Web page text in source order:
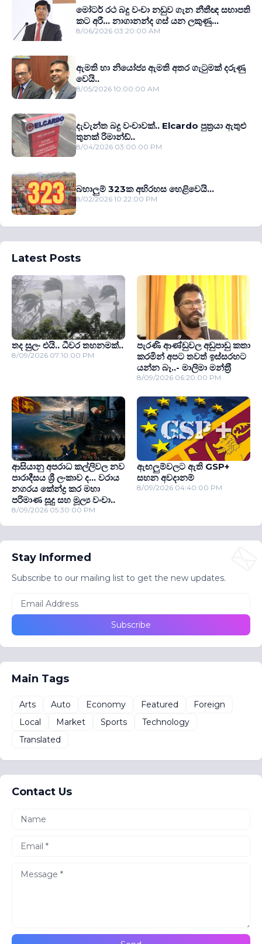
මෝටර් රථ බදු වංචා නඩුව ගැන නීතීඥ සභාපති
කට අරී... නාගානන්ද ගස් යන ලකුණු...
8/06/2026 03:20:00 AM
ඇමති හා නියෝජ්‍ය ඇමති අතර ගැටුමක් දරුණු
වෙයි..
8/05/2026 10:00:00 AM
දැවැන්ත බදු වංචාවක්.. Elcardo පුත‍්‍රයා ඇතුළු
තුනක් රිමාන්ඩ්..
8/04/2026 03:00:00 PM
බහාලුම් 323ක අභිරහස හෙළිවෙයි...
8/02/2026 10:22:00 PM
Latest Posts
තද සුලං එයි.. ධීවර තහනමක්..
8/09/2026 07:10:00 PM
පැරණි ආණ්ඩුවල අඩුපාඩු කතා
කරමින් අපට තවත් ඉස්සරහට
යන්න බෑ..- මාලිමා මන්ත‍්‍රී
8/09/2026 06:20:00 PM
ආසියානු අපරාධ කල්ලිවල නව
පාරාදීසය ශ්‍රී ලංකාව ද... වරාය
නගරය කේන්ද්‍ර කර මහා
පරිමාණ සූදු සහ මූල්‍ය වංචා..
8/09/2026 05:30:00 PM
ඇඟලුම්වලට ඇති GSP+
සහන අවදානම්
8/09/2026 04:40:00 PM
Stay Informed
Subscribe to our mailing list to get the new updates.
Main Tags
Arts Auto Economy Featured
Foreign
Local
Market Sports
Technology
Translated
Contact Us